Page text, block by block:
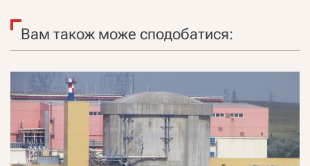
Вам також може сподобатися: